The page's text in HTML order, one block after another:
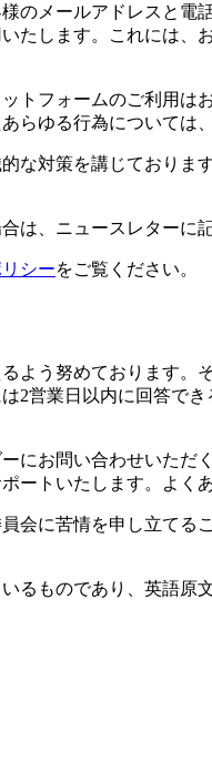
のメールアドレスと
たします。これには
トフォームのご利用
らゆる行為については
対策を講じておりま
、ニュースレターに
シーをご覧ください。
よう努めております
2営業日以内に回答で
にお問い合わせいた
ートいたします。よく
会に苦情を申し立て
ものであり、英語原